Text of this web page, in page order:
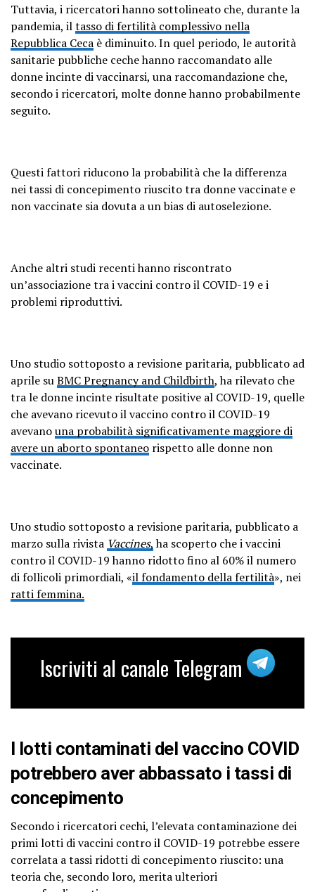
Tuttavia, i ricercatori hanno sottolineato che, durante la
pandemia, iltasso di fertilità complessivo nella
Repubblica Ceca è diminuito. In quel periodo, le autorità
sanitarie pubbliche ceche hanno raccomandato alle
donne incinte di vaccinarsi, una raccomandazione che,
secondo i ricercatori, molte donne hanno probabilmente
seguito.
Questi fattori riducono la probabilità che la differenza
nei tassi di concepimento riuscito tra donne vaccinate e
non vaccinate sia dovuta a un bias di autoselezione.
Anche altri studi recenti hanno riscontrato
un’associazione tra i vaccini contro il COVID-19 e i
problemi riproduttivi.
Uno studio sottoposto a revisione paritaria, pubblicato ad
aprile suBMC Pregnancy and Childbirth, ha rilevato che
tra le donne incinte risultate positive al COVID-19, quelle
che avevano ricevuto il vaccino contro il COVID-19
avevanouna probabilità significativamente maggiore di
avere un aborto spontaneo rispetto alle donne non
vaccinate.
Uno studio sottoposto a revisione paritaria, pubblicato a
marzo sulla rivista Vaccines,ha scoperto che i vaccini
contro il COVID-19 hanno ridotto fino al 60% il numero
di follicoli primordiali, «il fondamento della fertilità», nei
ratti femmina.
Iscriviti al canale Telegram
I lotti contaminati del vaccino COVID
potrebbero aver abbassato i tassi di
concepimento
Secondo i ricercatori cechi, l’elevata contaminazione dei
primi lotti di vaccini contro il COVID-19 potrebbe essere
correlata a tassi ridotti di concepimento riuscito: una
teoria che, secondo loro, merita ulteriori